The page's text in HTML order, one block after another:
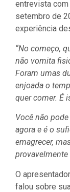
entrevista
setembro de
experiência
“No começo,
não vomita
Foram umas
enjoada o
quer comer. É
Você não
agora e é o
emagrecer,
provavelmente
O
falou sobre